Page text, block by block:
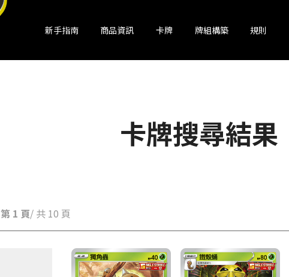
新手指南 商品資訊 卡牌 牌組構築 規則
卡牌搜尋結果
第 1 頁/ 共 10 頁